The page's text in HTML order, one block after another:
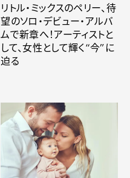
リトル・ミックスのペリー、待
望のソロ・デビュー・アルバ
ムで新章へ！アーティストと
して、女性として輝く“今”に
迫る